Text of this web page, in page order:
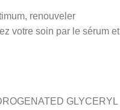
renouveler
votre soin par le sérum et
GLYCERYL